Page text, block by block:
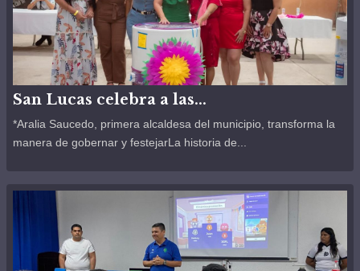
San Lucas celebra a las...
*Aralia Saucedo, primera alcaldesa del municipio, transforma la
manera de gobernar y festejarLa historia de...